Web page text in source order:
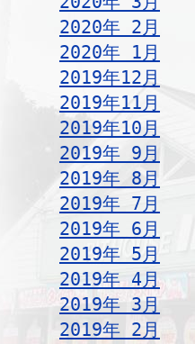
2020年 2月
2020年 1月
2019年12月
2019年11月
2019年10月
2019年 9月
2019年 8月
2019年 7月
2019年 6月
2019年 5月
2019年 4月
2019年 3月
2019年 2月